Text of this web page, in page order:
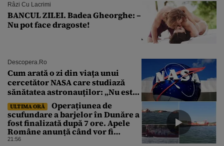
Râzi Cu Lacrimi
BANCUL ZILEI. Badea Gheorghe: –
Nu pot face dragoste!
Descopera.ro
Cum arată o zi din viața unui
cercetător NASA care studiază
sănătatea astronauților: „Nu este
o știință complicată”
ULTIMA ORĂ
Operațiunea de
scufundare a barjelor în Dunăre a
fost finalizată după 7 ore. Apele
Române anunță când vor fi
simțite efectele
21:56